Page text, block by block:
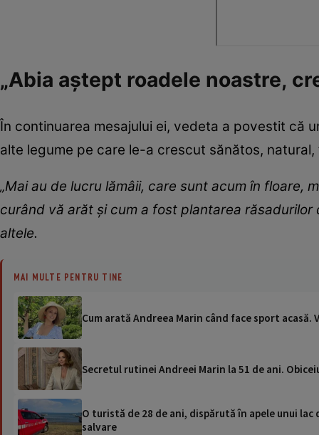
„Abia aștept roadele noastre,
În continuarea mesajului ei, vedeta a povestit că
alte legume pe care le-a crescut sănătos,
„Mai au de lucru lămâii, care sunt acum în floare,
curând vă arăt și cum a fost plantarea
altele.
MAI MULTE PENTRU TINE
Cum arată Andreea Marin când face sport acasă.
Secretul rutinei Andreei Marin la 51 de ani.
O turistă de 28 de ani, dispărută în apele unui
salvare